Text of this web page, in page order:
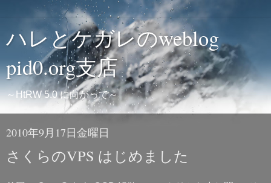
ハレとケガレのweblog
pid0.org支店
～HtRW 5.0 に向かって～
2010年9月17日金曜日
さくらのVPS はじめました